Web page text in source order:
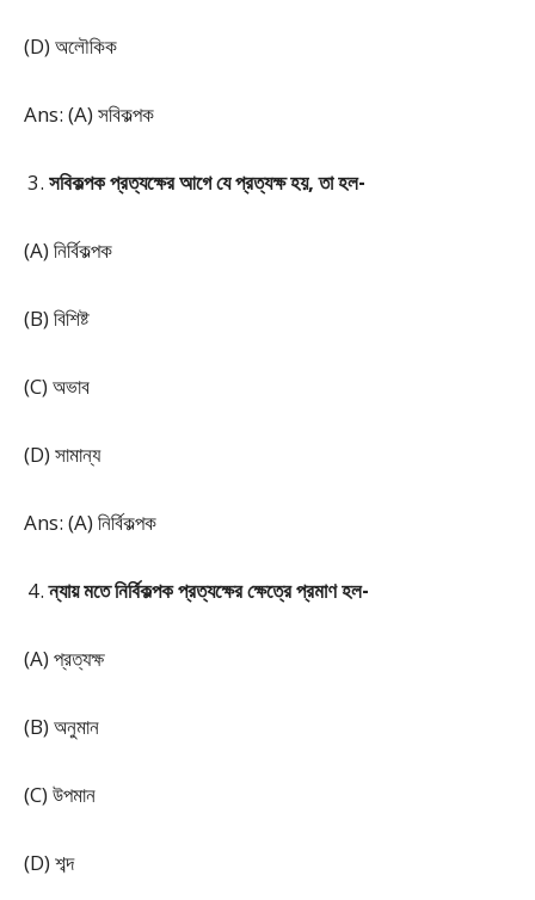
(D) অলৌকিক
Ans: (A) সবিকল্পক
সবিকল্পক প্রত্যক্ষের আগে যে প্রত্যক্ষ হয়, তা হল-
(A) নির্বিকল্পক
(B) বিশিষ্ট
(C) অভাব
(D) সামান্য
Ans: (A) নির্বিকল্পক
ন্যায় মতে নির্বিকল্পক প্রত্যক্ষের ক্ষেত্রে প্রমাণ হল-
(A) প্রত্যক্ষ
(B) অনুমান
(C) উপমান
(D) শব্দ